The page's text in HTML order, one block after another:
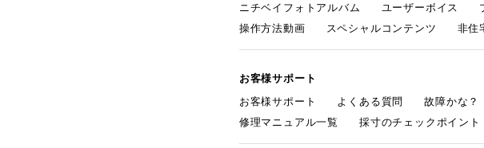
ニチベイフォトアルバム
ユーザーボイス
操作方法動画
スペシャルコンテンツ 非住
お客様サポート
お客様サポート
よくある質問 故障かな？
修理マニュアル一覧
採寸のチェックポイント